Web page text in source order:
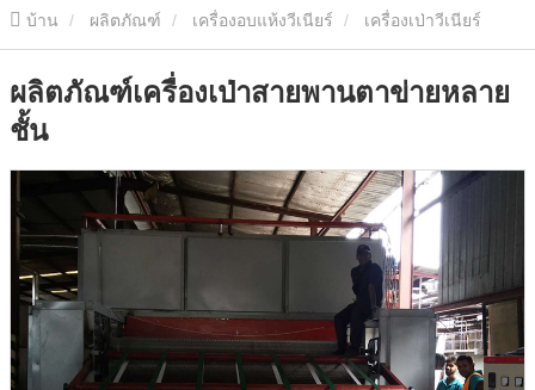
บ้าน ผลิตภัณฑ์ เครื่องอบแห้งวีเนียร์ เครื่องเป่าวีเนียร์
เข็มขัดตาข่าย ผลิตภัณฑ์เครื่องเป่าสายพานตาข่ายหลายชั้น
ผลิตภัณฑ์เครื่องเป่าสายพานตาข่ายหลาย
ชั้น